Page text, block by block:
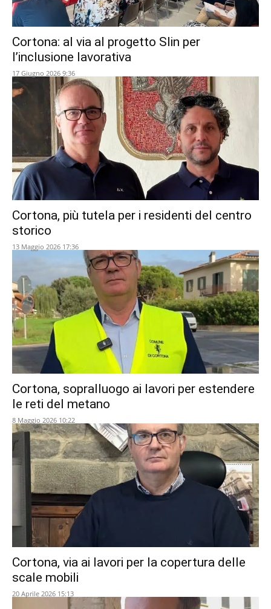
Cortona: al via al progetto Slin per
l’inclusione lavorativa
17 Giugno 2026 9:36
Cortona, più tutela per i residenti del centro
storico
13 Maggio 2026 17:36
Cortona, sopralluogo ai lavori per estendere
le reti del metano
8 Maggio 2026 10:22
Cortona, via ai lavori per la copertura delle
scale mobili
20 Aprile 2026 15:13